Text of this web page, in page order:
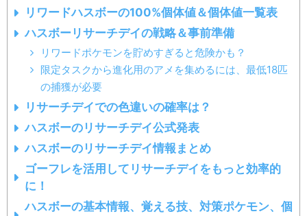
リワードハスボーの100%個体値＆個体値一覧表
ハスボーリサーチデイの戦略＆事前準備
リワードポケモンを貯めすぎると危険かも？
限定タスクから進化用のアメを集めるには、最低18匹
の捕獲が必要
リサーチデイでの色違いの確率は？
ハスボーのリサーチデイ公式発表
ハスボーのリサーチデイ情報まとめ
ゴーフレを活用してリサーチデイをもっと効率的
に！
ハスボーの基本情報、覚える技、対策ポケモン、個